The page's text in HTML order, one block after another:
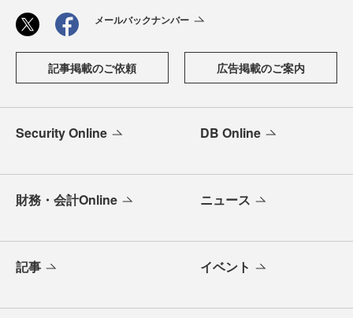
メールバックナンバー
記事掲載のご依頼 広告掲載のご案内
Security Online DB Online
財務・会計Online ニュース
記事 イベント